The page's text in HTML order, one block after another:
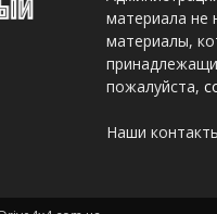
материала не
материалы,
пожалуйста,
Наши